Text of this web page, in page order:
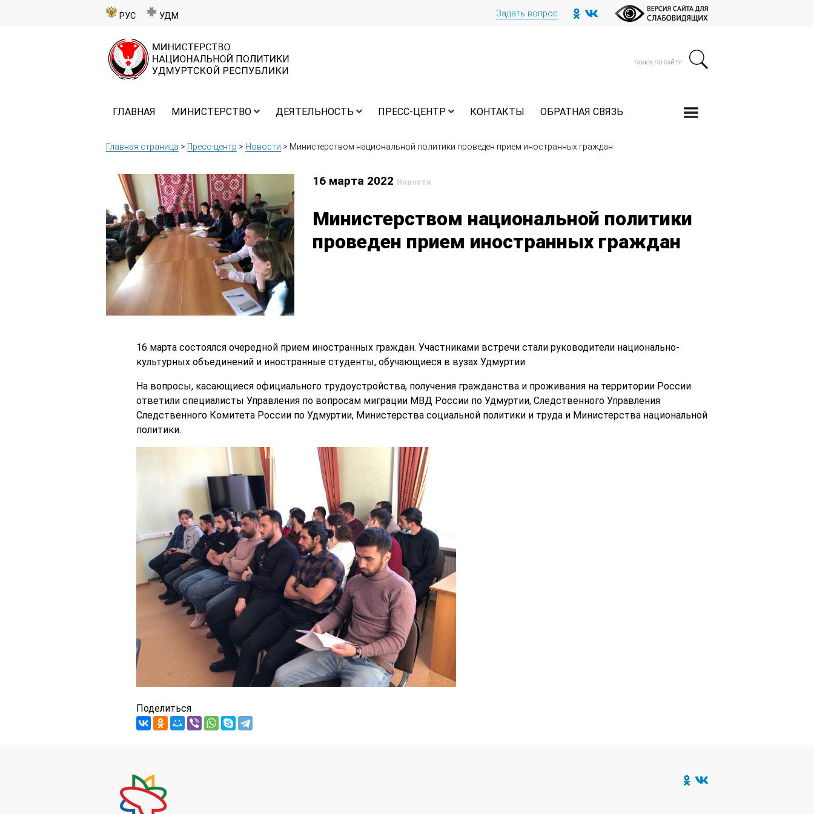
РУС УДМ Задать вопрос
ГЛАВНАЯ МИНИСТЕРСТВО ДЕЯТЕЛЬНОСТЬ ПРЕСС-ЦЕНТР КОНТАКТЫ ОБРАТНАЯ СВЯЗЬ
Главная страница > Пресс-центр > Новости > Министерством национальной политики проведен прием иностранных граждан
16 марта 2022 Новости
Министерством национальной политики
проведен прием иностранных граждан
16 марта состоялся очередной прием иностранных граждан. Участниками встречи стали руководители национально-
культурных объединений и иностранные студенты, обучающиеся в вузах Удмуртии.
На вопросы, касающиеся официального трудоустройства, получения гражданства и проживания на территории России
ответили специалисты Управления по вопросам миграции МВД России по Удмуртии, Следственного Управления
Следственного Комитета России по Удмуртии, Министерства социальной политики и труда и Министерства национальной
политики.
Поделиться